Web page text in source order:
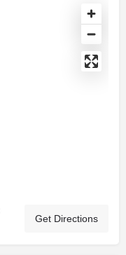
Get Directions